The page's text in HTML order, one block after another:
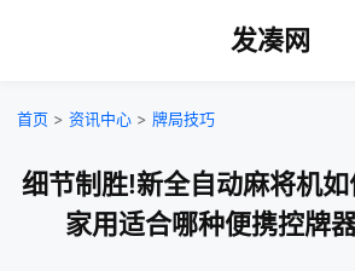
发凑网
首页 > 资讯中心 > 牌局技巧
细节制胜!新全自动麻将机如
家用适合哪种便携控牌